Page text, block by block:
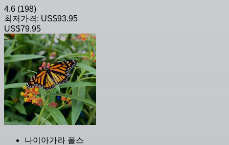
4.6 (198)
최저가격: US$93.95
US$79.95
나이아가라 폴스